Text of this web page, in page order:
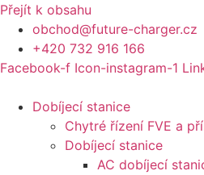
Přejít k obsahu
obchod@future-charger.cz
+420 732 916 166
Facebook-f Icon-instagram-1
Dobíjecí stanice
Chytré řízení FVE a
Dobíjecí stanice
AC dobíjecí